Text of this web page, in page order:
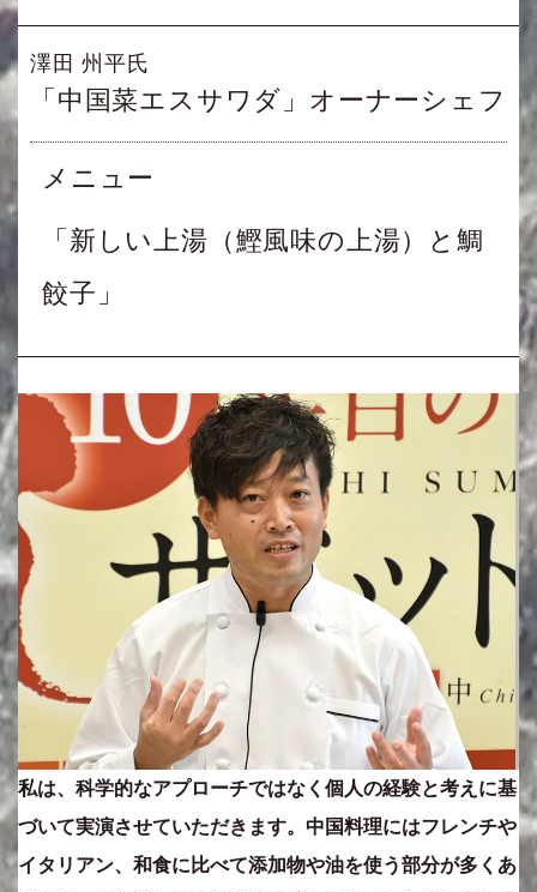
澤田 州平氏
「中国菜エスサワダ」オーナーシェフ
メニュー
「新しい上湯（鰹風味の上湯）と鯛
餃子」
私は、科学的なアプローチではなく個人の経験と考えに基
づいて実演させていただきます。中国料理にはフレンチや
イタリアン、和食に比べて添加物や油を使う部分が多くあ